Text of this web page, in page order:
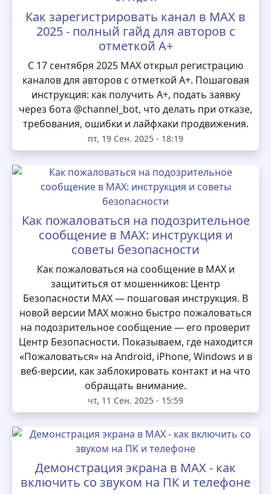
Как зарегистрировать канал в MAX в
2025 - полный гайд для авторов с
отметкой А+
С 17 сентября 2025 MAX открыл регистрацию
каналов для авторов с отметкой А+. Пошаговая
инструкция: как получить А+, подать заявку
через бота @channel_bot, что делать при отказе,
требования, ошибки и лайфхаки продвижения.
пт, 19 Сен. 2025 - 18:19
Как пожаловаться на подозрительное
сообщение в MAX: инструкция и
советы безопасности
Как пожаловаться на сообщение в MAX и
защититься от мошенников: Центр
Безопасности MAX — пошаговая инструкция. В
новой версии MAX можно быстро пожаловаться
на подозрительное сообщение — его проверит
Центр Безопасности. Показываем, где находится
«Пожаловаться» на Android, iPhone, Windows и в
веб-версии, как заблокировать контакт и на что
обращать внимание.
чт, 11 Сен. 2025 - 15:59
Демонстрация экрана в MAX - как
включить со звуком на ПК и телефоне